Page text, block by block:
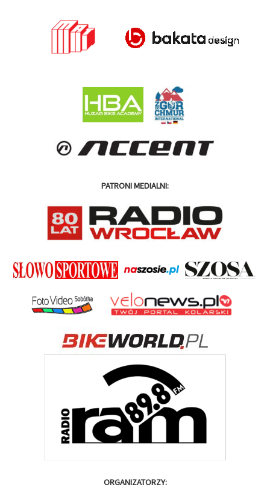
PATRONI MEDIALNI:
ORGANIZATORZY: